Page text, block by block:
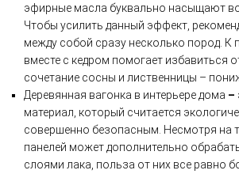
эфирные масла буквально насыщают
Чтобы усилить данный эффект,
между собой сразу несколько пород. К
вместе с кедром помогает избавиться
сочетание сосны и лиственницы –
Деревянная вагонка в интерьере дома –
материал, который считается
совершенно безопасным. Несмотря на
панелей может дополнительно
слоями лака, польза от них все равно